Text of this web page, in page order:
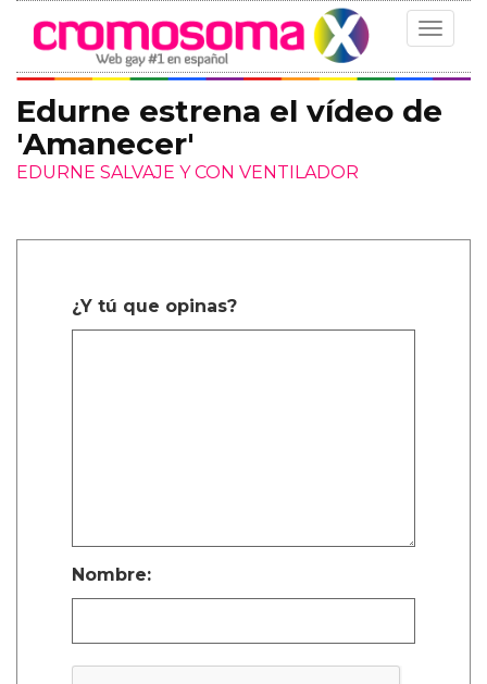
Toggle
Edurne estrena el vídeo de
'Amanecer'
EDURNE SALVAJE Y CON VENTILADOR
¿Y tú que opinas?
Nombre: